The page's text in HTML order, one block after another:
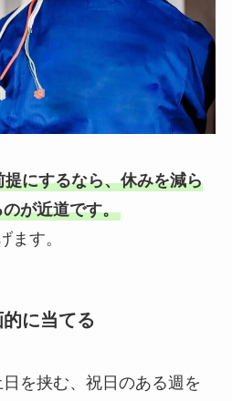
にするなら、休みを減ら
が近道です。
ます。
に当てる
を挟む、祝日のある週を